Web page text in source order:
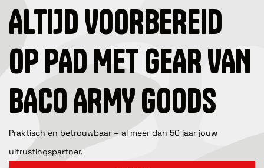
ALTIJD VOORBEREID
OP PAD MET GEAR VAN
BACO ARMY GOODS
Praktisch en betrouwbaar – al meer dan 50 jaar jouw
uitrustingspartner.